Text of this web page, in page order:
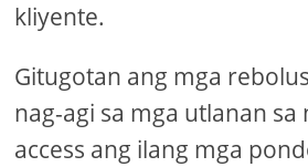
kliyente.
Gitugotan ang mga
nag-agi sa mga utlanan
access ang ilang mga